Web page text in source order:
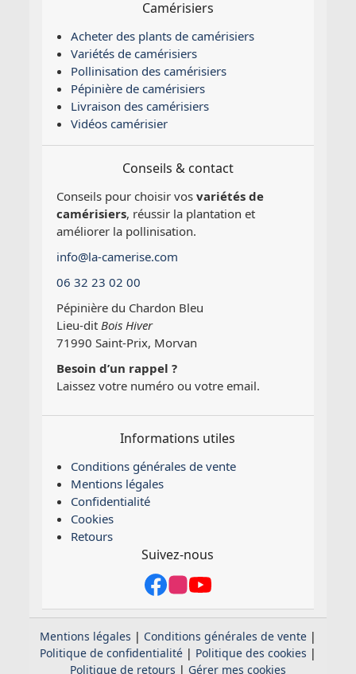
Camérisiers
Acheter des plants de camérisiers
Variétés de camérisiers
Pollinisation des camérisiers
Pépinière de camérisiers
Livraison des camérisiers
Vidéos camérisier
Conseils & contact
Conseils pour choisir vosvariétés de
camérisiers, réussir la plantation et
améliorer la pollinisation.
info@la-camerise.com
06 32 23 02 00
Pépinière du Chardon Bleu
Lieu-ditBois Hiver
71990 Saint-Prix, Morvan
Besoin d’un rappel ?
Laissez votre numéro ou votre email.
Informations utiles
Conditions générales de vente
Mentions légales
Confidentialité
Cookies
Retours
Suivez-nous
Mentions légales | Conditions générales de vente|
Politique de confidentialité| Politique des cookies |
Politique de retours | Gérer mes cookies